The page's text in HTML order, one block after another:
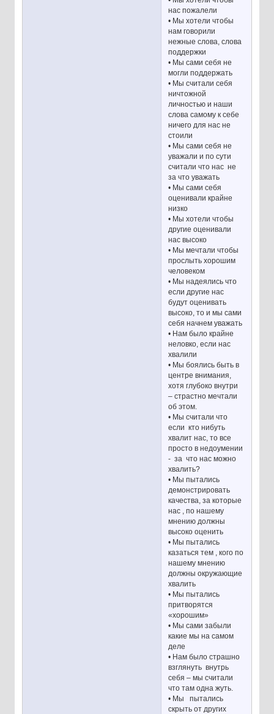
нас пожалели
• Мы хотели чтобы
нам говорили
нежные слова, слова
поддержки
• Мы сами себя не
могли поддержать
• Мы считали себя
ничтожной
личностью и наши
слова самому к себе
ничего для нас не
стоили
• Мы сами себя не
уважали и по сути
считали что нас не
за что уважать
• Мы сами себя
оценивали крайне
низко
• Мы хотели чтобы
другие оценивали
нас высоко
• Мы мечтали чтобы
прослыть хорошим
человеком
• Мы надеялись что
если другие нас
будут оценивать
высоко, то и мы сами
себя начнем уважать
• Нам было крайне
неловко, если нас
хвалили
• Мы боялись быть в
центре внимания,
хотя глубоко внутри
– страстно мечтали
об этом.
• Мы считали что
если кто нибуть
хвалит нас, то все
просто в недоумении
- за что нас можно
хвалить?
• Мы пытались
демонстрировать
качества, за которые
нас , по нашему
мнению должны
высоко оценить
• Мы пытались
казаться тем , кого по
нашему мнению
должны окружающие
хвалить
• Мы пытались
притворятся
«хорошим»
• Мы сами забыли
какие мы на самом
деле
• Нам было страшно
взглянуть внутрь
себя – мы считали
что там одна жуть.
• Мы пытались
скрыть от других